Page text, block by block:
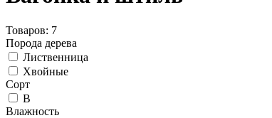
Товаров: 7
Порода дерева
Лиственница
Хвойные
Сорт
В
Влажность